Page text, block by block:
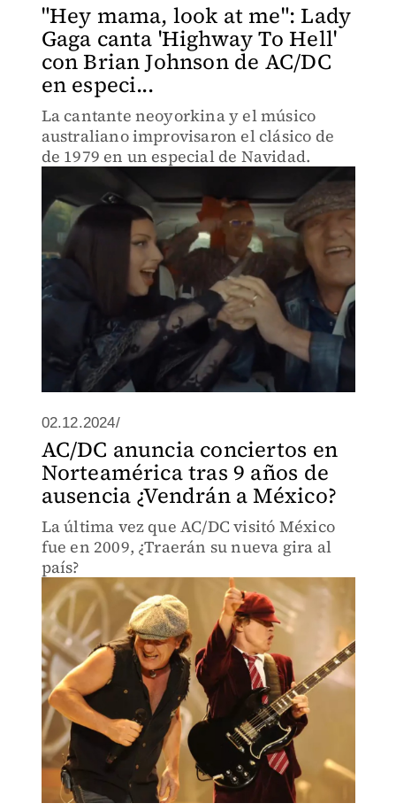
"Hey mama, look at me": Lady
Gaga canta 'Highway To Hell'
con Brian Johnson de AC/DC
en especi...
La cantante neoyorkina y el músico
australiano improvisaron el clásico de
de 1979 en un especial de Navidad.
02.12.2024/
AC/DC anuncia conciertos en
Norteamérica tras 9 años de
ausencia ¿Vendrán a México?
La última vez que AC/DC visitó México
fue en 2009, ¿Traerán su nueva gira al
país?